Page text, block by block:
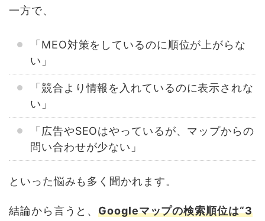
一方で、
「MEO対策をしているのに順位が上がらな
い」
「競合より情報を入れているのに表示されな
い」
「広告やSEOはやっているが、マップからの
問い合わせが少ない」
といった悩みも多く聞かれます。
結論から言うと、Googleマップの検索順位は“3